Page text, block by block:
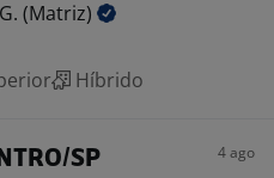
(Matriz)
Híbrido
SP 4 ago